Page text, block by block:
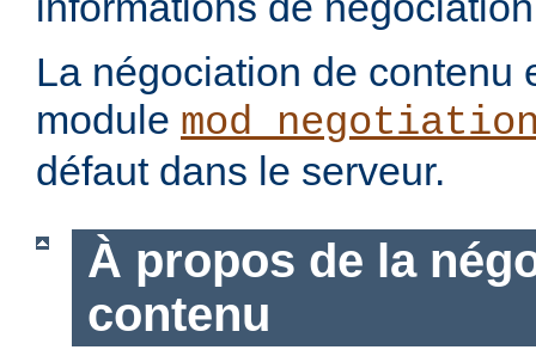
La négociation de contenu
module
défaut dans le serveur.
À propos de la
contenu